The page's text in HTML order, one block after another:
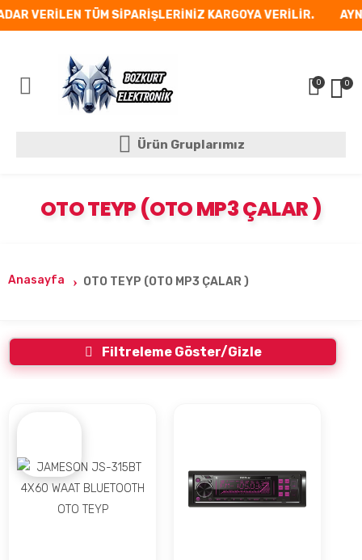
VERİLEN TÜM SİPARİŞLERİNİZ KARGOYA VERİLİR.
Mobil Menü
0 0
Ürün Gruplarımız
Ürün Gruplarımız
OTO TEYP (OTO MP3 ÇALAR )
Anasayfa OTO TEYP (OTO MP3 ÇALAR )
Filtreleme Göster/Gizle